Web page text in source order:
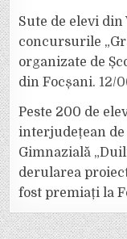
Sute de elevi
concursurile
organizate de
din Focșani. 12/
Peste 200 de
interjudețean de
Gimnazială
derularea
fost premiați la